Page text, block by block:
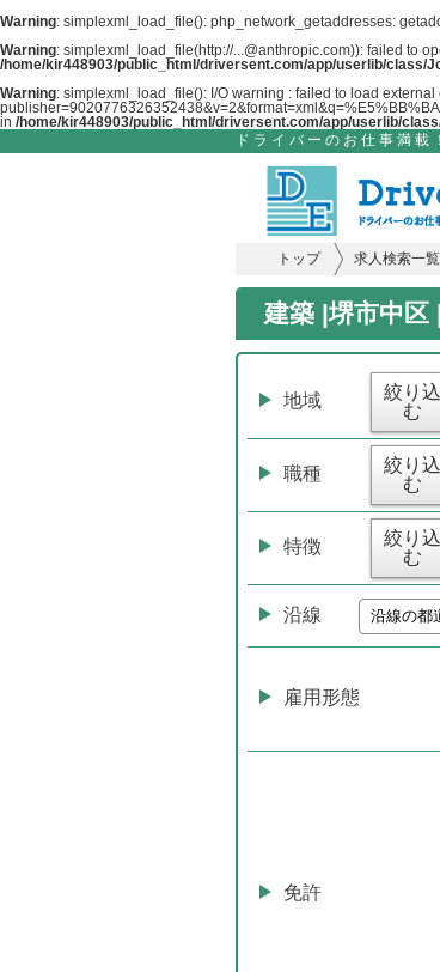
Warning: simplexml_load_file(): php_network_getaddresses:
Warning: simplexml_load_file(http://...@anthropic.com)): failed to
/home/kir448903/public_html/driversent.com/app/userlib/class/
Warning: simplexml_load_file(): I/O warning : failed to load
in /home/kir448903/public_html/driversent.com/app/userlib/
ドライバーのお仕事満載
トップ 求人検索一覧
建築 |堺市中区
地域
絞り込
む
職種
絞り込
む
特徴
絞り込
む
沿線
雇用形態
免許